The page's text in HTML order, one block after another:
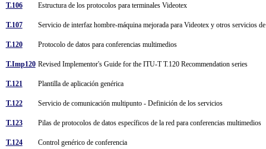
T.106 Estructura de los protocolos para terminales Videotex
T.107 Servicio de interfaz hombre-máquina mejorada para Videotex y otros servicios
T.120 Protocolo de datos para conferencias multimedios
T.Imp120 Revised Implementor's Guide for the ITU-T T.120 Recommendation series
T.121 Plantilla de aplicación genérica
T.122 Servicio de comunicación multipunto - Definición de los servicios
T.123 Pilas de protocolos de datos específicos de la red para conferencias multimedios
T.124 Control genérico de conferencia